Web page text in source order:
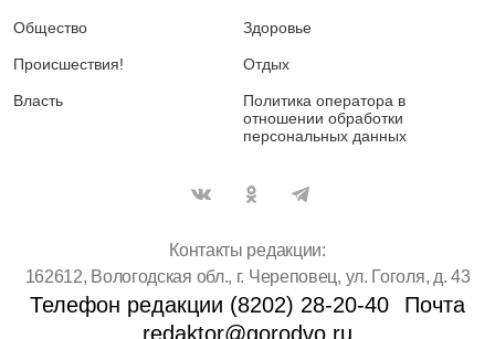
Общество
Происшествия!
Власть
Здоровье
Отдых
Политика оператора в
отношении обработки
персональных данных
Контакты редакции:
162612, Вологодская обл., г. Череповец, ул. Гоголя, д. 43
Телефон редакции (8202) 28-20-40
Почта
redaktor@gorodvo.ru